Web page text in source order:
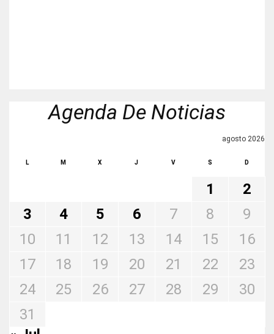
Agenda De Noticias
agosto 2026
L M X J V S D
1
2
3
4 5 6 7 8
9
10
11 12 13 14 15
16
17
18 19 20 21 22
23
24
25 26 27 28 29
30
31